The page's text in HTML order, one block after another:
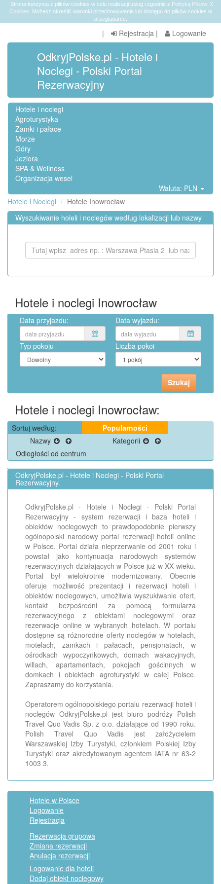
X
Strona korzysta z plików cookies w celu realizacji usług i zgodnie z Polityką Plików
Cookies . Możesz określić warunki przechowywania lub dostępu do plików cookies w
przeglądarce.
| Rejestracja | Logowanie
OdkryjPolske.pl - Hotele i
Noclegi - Polski Portal
Rezerwacyjny
Hotele i noclegi
Agroturystyka
Zamki i pałace
Morze
Góry
Jeziora
SPA & Wellness
Organizacja wesel
Waluta: PLN
Hotele i Noclegi
Hotele Inowrocław
Wyszukiwanie holeli i noclegów według lokalizacji lub nazwy
Hotele i noclegi Inowrocław
Data przyjazdu: Data wyjazdu:
Typ pokoju Liczba pokoi
Hotele i noclegi Inowrocław:
Sortuj według:
Popularności
Nazwy
Kategorii
Odległości od centrum
OdkryjPolske.pl - Hotele i Noclegi - Polski Portal
Rezerwacyjny.
OdkryjPolske.pl - Hotele i Noclegi - Polski Portal
Rezerwacyjny - system rezerwacji i baza hoteli i
obiektów noclegowych to prawdopodobnie pierwszy
ogólnopolski narodowy portal rezerwacji hoteli online
w Polsce. Portal działa nieprzerwanie od 2001 roku i
powstał jako kontynuacja narodowych systemów
rezerwacyjnych działających w Polsce już w XX wieku.
Portal był wielokrotnie modernizowany. Obecnie
oferuje możliwość prezentacji i rezerwacji hoteli i
obiektów noclegowych, umożliwia wyszukiwanie ofert,
kontakt bezpośredni za pomocą formularza
rezerwacyjnego z obiektami noclegowymi oraz
rezerwacje online w wybranych hotelach. W portalu
dostępne są różnorodne oferty noclegów w hotelach,
motelach, zamkach i pałacach, pensjonatach, w
ośrodkach wypoczynkowych, domach wakacyjnych,
willach, apartamentach, pokojach gościnnych w
domkach i obiektach agroturystyki w całej Polsce.
Zapraszamy do korzystania.
Operatorem ogólnopolskiego portalu rezerwacji hoteli i
noclegów OdkryjPolske.pl jest biuro podróży Polish
Travel Quo Vadis Sp. z o.o. działające od 1990 roku.
Polish Travel Quo Vadis jest założycielem
Warszawskiej Izby Turystyki, członkiem Polskiej Izby
Turystyki oraz akredytowanym agentem IATA nr 63-2
1003 3.
Hotele w Polsce
Logowanie
Rejestracja
Rezerwacja grupowa
Zmiana rezerwacji
Anulacja rezerwacji
Logowanie dla hoteli
Dodaj obiekt noclegowy